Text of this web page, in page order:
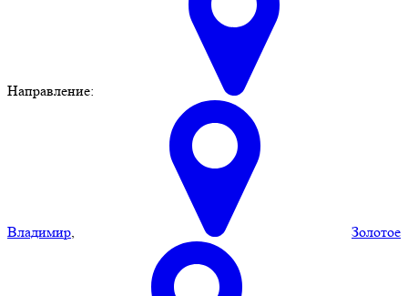
Направление:
Владимир, Золотое